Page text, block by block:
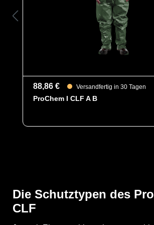
schützt vor einer Reihe chemischer
darunter Säuren, Laugen und
Es ist äußerst geräuscharm und dank
hervorragenden antistatischen
den Einsatz in Ex-Bereichen geeignet.
Anforderungen an die normativ
erstklassigen Schutz gegen
Handschuhe aus Nitril runden den
Schnittfestigkeit, ist beständig gegen
88,86 € Versandfertig in 30 Tagen
ProChem I CLF A B
Die Schutztypen des
CLF